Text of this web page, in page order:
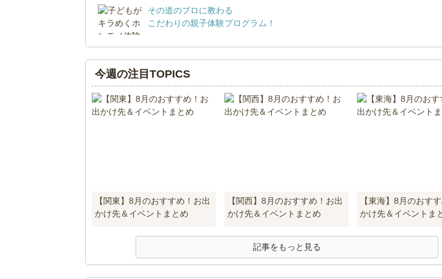
その道のプロに教わる
こだわりの親子体験プログラム！
今週の注目TOPICS
【関東】8月のおすすめ！お出
かけ先＆イベントまとめ
【関西】8月のおすすめ！お出
かけ先＆イベントまとめ
【東海】8月のおす
かけ先＆イベントま
記事をもっと見る